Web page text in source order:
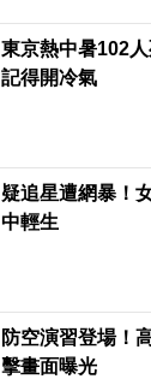
東京熱中暑102
記得開冷氣
疑追星遭網暴！
中輕生
防空演習登場！
擊畫面曝光